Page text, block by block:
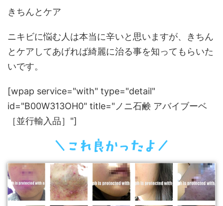
きちんとケア
ニキビに悩む人は本当に辛いと思いますが、きちん
とケアしてあげれば綺麗に治る事を知ってもらいた
いです。
[wpap service="with" type="detail"
id="B00W313OH0" title="ノニ石鹸 アバイブーベ
［並行輸入品］"]